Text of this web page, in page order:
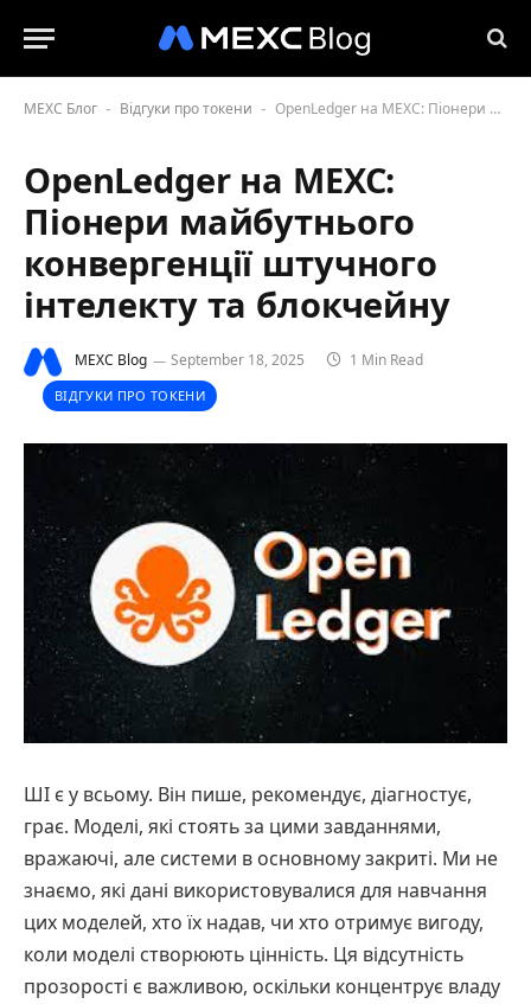
MEXC Блог - Відгуки про токени - OpenLedger на MEXC: Піонери майбутнього конвергенції штучного інтелекту та блокчейну
OpenLedger на MEXC:
Піонери майбутнього
конвергенції штучного
інтелекту та блокчейну
MEXC Blog September 18, 2025 1 Min Read
ВІДГУКИ ПРО ТОКЕНИ
ШІ є у всьому. Він пише, рекомендує, діагностує,
грає. Моделі, які стоять за цими завданнями,
вражаючі, але системи в основному закриті. Ми не
знаємо, які дані використовувалися для навчання
цих моделей, хто їх надав, чи хто отримує вигоду,
коли моделі створюють цінність. Ця відсутність
прозорості є важливою, оскільки концентрує владу